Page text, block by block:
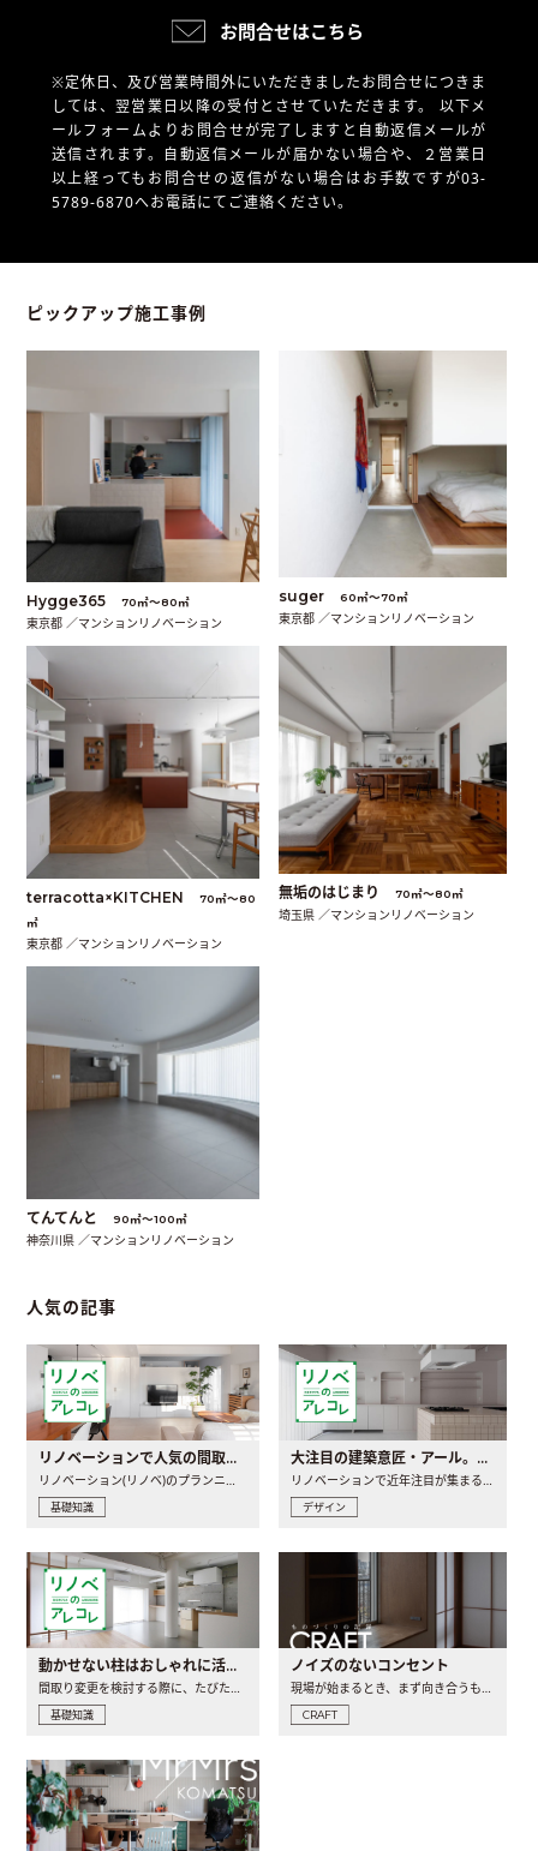
お問合せはこちら
※定休日、及び営業時間外にいただきましたお問合せにつきま
しては、翌営業日以降の受付とさせていただきます。 以下メ
ールフォームよりお問合せが完了しますと自動返信メールが
送信されます。自動返信メールが届かない場合や、
２営業日
以上経ってもお問合せの返信がない場合はお手数ですが03-
5789-6870へお電話にてご連絡ください。
ピックアップ施工事例
Hygge365 70㎡〜80㎡
東京都 ／マンションリノベーション
suger 60㎡〜70㎡
東京都 ／マンションリノベーション
terracotta×KITCHEN
70㎡〜80
㎡
東京都 ／マンションリノベーション
無垢のはじまり 70㎡〜80㎡
埼玉県 ／マンションリノベーション
てんてんと 90㎡〜100㎡
神奈川県 ／マンションリノベーション
人気の記事
リノベーションで人気の間取りとは？トレンドの間取りと実例を徹底解説
基礎知識
大注目の建築意匠・アール。人気の理由と空間に取り入れるポイント
デザイン
動かせない柱はおしゃれに活用！柱を魅せるリノベーション(リノベ)4選
基礎知識
ノイズのないコンセント
CRAFT